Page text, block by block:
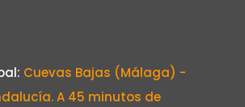
Cuevas Bajas (Málaga) -
A 45 minutos de